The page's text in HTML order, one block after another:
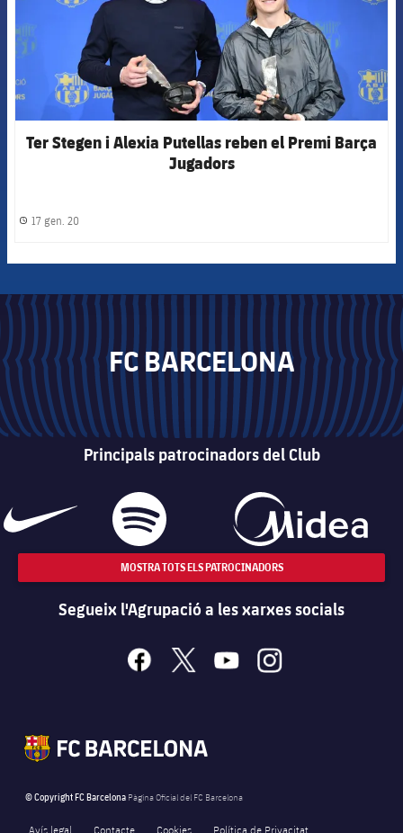
Ter Stegen i Alexia Putellas reben el Premi Barça
Jugadors
17 gen. 20
FC BARCELONA
Principals patrocinadors del Club
MOSTRA TOTS ELS PATROCINADORS
Segueix l'Agrupació a les xarxes socials
facebook
x youtubeinstagram
© Copyright FC Barcelona Pàgina Oficial del FC Barcelona
Avís legal Contacte Cookies Política de Privacitat